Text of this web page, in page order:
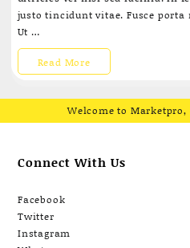
justo tincidunt vitae. Fusce
Ut …
Post
Read More
Welcome to Marketpro,
Connect With Us
Facebook
Twitter
Instagram